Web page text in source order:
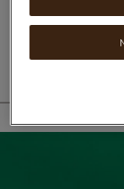
šķirnes kafiju ar
skatīt